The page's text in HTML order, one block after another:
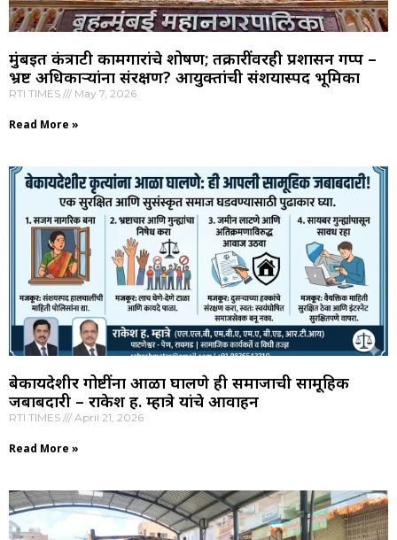
मुंबईत कंत्राटी कामगारांचे शोषण; तक्रारींवरही प्रशासन गप्प –
भ्रष्ट अधिकाऱ्यांना संरक्षण? आयुक्तांची संशयास्पद भूमिका
RTI TIMES May 7, 2026
Read More »
बेकायदेशीर गोष्टींना आळा घालणे ही समाजाची सामूहिक
जबाबदारी – राकेश ह. म्हात्रे यांचे आवाहन
RTI TIMES April 21, 2026
Read More »